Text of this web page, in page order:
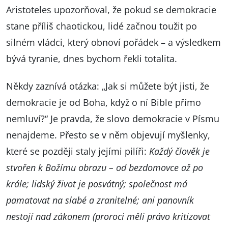
Aristoteles upozorňoval, že pokud se demokracie
stane příliš chaotickou, lidé začnou toužit po
silném vládci, který obnoví pořádek – a výsledkem
bývá tyranie, dnes bychom řekli totalita.
Někdy zaznívá otázka: „Jak si můžete být jisti, že
demokracie je od Boha, když o ní Bible přímo
nemluví?“ Je pravda, že slovo demokracie v Písmu
nenajdeme. Přesto se v něm objevují myšlenky,
které se později staly jejími pilíři: Každý člověk je
stvořen k Božímu obrazu – od bezdomovce až po
krále; lidský život je posvátný; společnost má
pamatovat na slabé a zranitelné; ani panovník
nestojí nad zákonem (proroci měli právo kritizovat